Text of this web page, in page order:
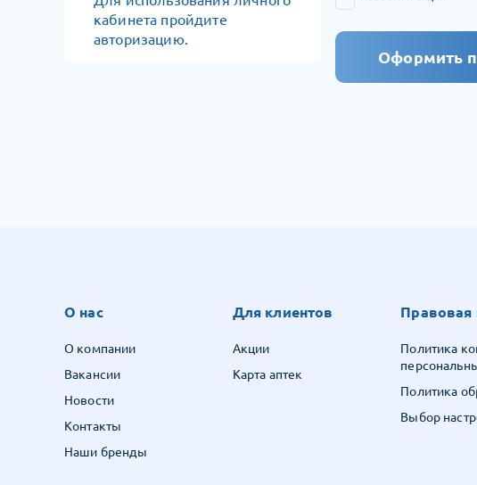
кабинета пройдите
авторизацию.
О нас
О компании
Вакансии
Новости
Контакты
Наши бренды
Для клиентов
Акции
Карта аптек
Политика
Политика
Выбор